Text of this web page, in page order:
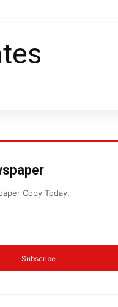
Copy Today.
Subscribe